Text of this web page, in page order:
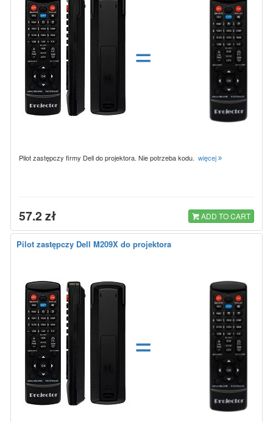
=
Pilot zastępczy firmy Dell do projektora. Nie potrzeba kodu. więcej
57.2 zł ADD TO CART
Pilot zastępczy Dell M209X do projektora
=